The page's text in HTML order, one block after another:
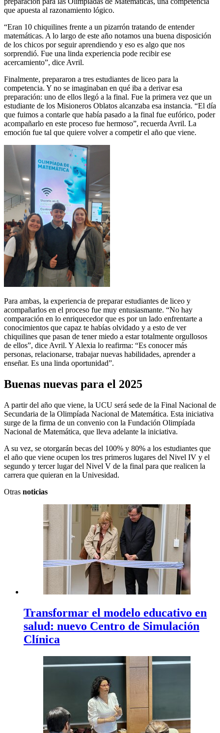
que apuesta al razonamiento lógico.
“Eran 10 chiquilines frente a un pizarrón tratando de entender
matemáticas. A lo largo de este año notamos una buena disposición
de los chicos por seguir aprendiendo y eso es algo que nos
sorprendió. Fue una linda experiencia pode recibir ese
acercamiento”, dice Avril.
Finalmente, prepararon a tres estudiantes de liceo para la
competencia. Y no se imaginaban en qué iba a derivar esa
preparación: uno de ellos llegó a la final. Fue la primera vez que un
estudiante de los Misioneros Oblatos alcanzaba esa instancia. “El día
que fuimos a contarle que había pasado a la final fue eufórico, poder
acompañarlo en este proceso fue hermoso”, recuerda Avril. La
emoción fue tal que quiere volver a competir el año que viene.
Para ambas, la experiencia de preparar estudiantes de liceo y
acompañarlos en el proceso fue muy entusiasmante. “No hay
comparación en lo enriquecedor que es por un lado enfrentarte a
conocimientos que capaz te habías olvidado y a esto de ver
chiquilines que pasan de tener miedo a estar totalmente orgullosos
de ellos”, dice Avril. Y Alexia lo reafirma: “Es conocer más
personas, relacionarse, trabajar nuevas habilidades, aprender a
enseñar. Es una linda oportunidad”.
Buenas nuevas para el 2025
A partir del año que viene, la UCU será sede de la Final Nacional de
Secundaria de la Olimpíada Nacional de Matemática. Esta iniciativa
surge de la firma de un convenio con la Fundación Olimpíada
Nacional de Matemática, que lleva adelante la iniciativa.
A su vez, se otorgarán becas del 100% y 80% a los estudiantes que
el año que viene ocupen los tres primeros lugares del Nivel IV y el
segundo y tercer lugar del Nivel V de la final para que realicen la
carrera que quieran en la Univesidad.
Otras noticias
Transformar el modelo educativo en
salud: nuevo Centro de Simulación
Clínica